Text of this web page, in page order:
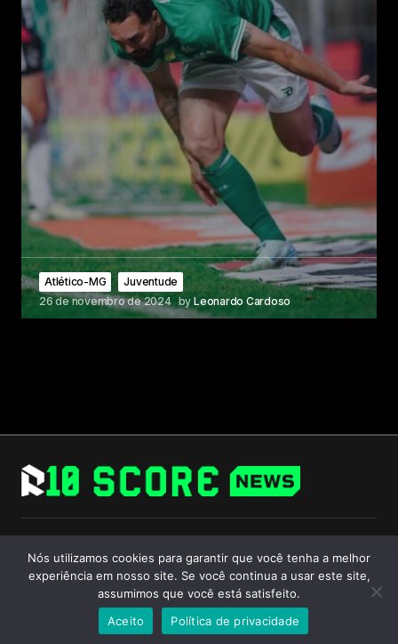
Atlético-MG
Juventude
26 de novembro de 2024 by Leonardo Cardoso
Follow Us
© 2024 R10 Score. All Rights Reserved.
Nós utilizamos cookies para garantir que você tenha a melhor
experiência em nosso site. Se você continua a usar este site,
assumimos que você está satisfeito.
Aceito
Política de privacidade